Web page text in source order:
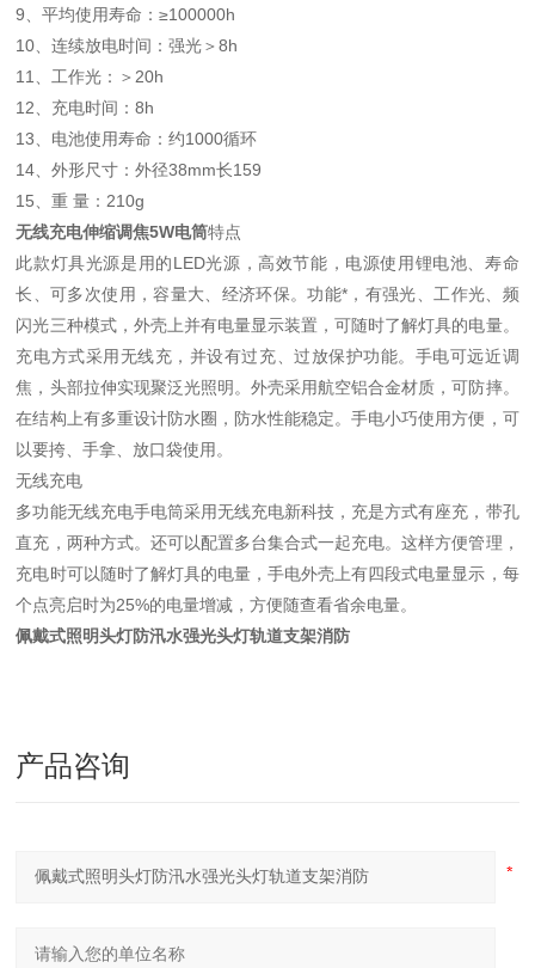
9、平均使用寿命：≥100000h
10、连续放电时间：强光＞8h
11、工作光：＞20h
12、充电时间：8h
13、电池使用寿命：约1000循环
14、外形尺寸：外径38mm长159
15、重 量：210g
无线充电伸缩调焦5W电筒特点
此款灯具光源是用的LED光源，高效节能，电源使用锂电池、寿命
长、可多次使用，容量大、经济环保。功能*，有强光、工作光、频
闪光三种模式，外壳上并有电量显示装置，可随时了解灯具的电量。
充电方式采用无线充，并设有过充、过放保护功能。手电可远近调
焦，头部拉伸实现聚泛光照明。外壳采用航空铝合金材质，可防摔。
在结构上有多重设计防水圈，防水性能稳定。手电小巧使用方便，可
以要挎、手拿、放口袋使用。
无线充电
多功能无线充电手电筒采用无线充电新科技，充是方式有座充，带孔
直充，两种方式。还可以配置多台集合式一起充电。这样方便管理，
充电时可以随时了解灯具的电量，手电外壳上有四段式电量显示，每
个点亮启时为25%的电量增减，方便随查看省余电量。
佩戴式照明头灯防汛水强光头灯轨道支架消防
产品咨询